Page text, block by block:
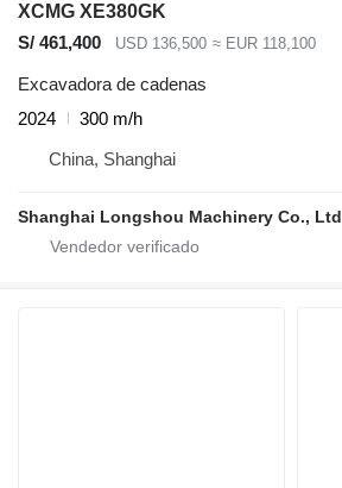
XCMG XE380GK
S/ 461,400
USD 136,500 ≈ EUR 118,100
Excavadora de cadenas
2024
300 m/h
China, Shanghai
Shanghai Longshou Machinery Co., Ltd